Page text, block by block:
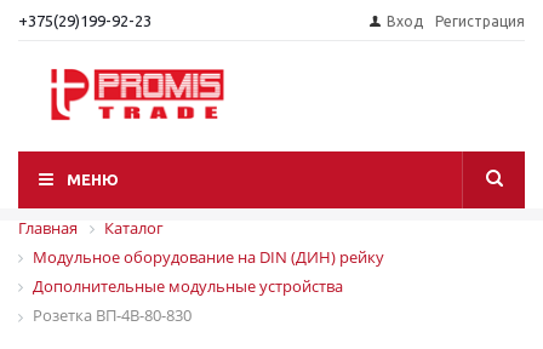
+375(29)199-92-23 Вход Регистрация
МЕНЮ
Главная
Каталог
Модульное оборудование на DIN (ДИН) рейку
Дополнительные модульные устройства
Розетка ВП-4В-80-830